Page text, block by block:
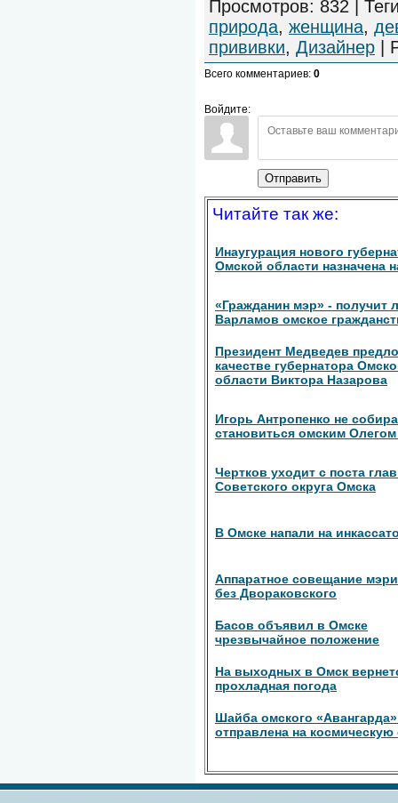
Просмотров: 832
природа, женщина,
прививки, Дизайнер |
Всего комментариев: 0
Войдите:
Отправить
Читайте так же:
Инаугурация нового
Омской области назначена
«Гражданин мэр» - получит
Варламов омское
Президент Медведев
качестве губернатора
области Виктора Назарова
Игорь Антропенко не
становиться омским
Чертков уходит с поста
Советского округа Омска
В Омске напали на
Аппаратное совещание
без Двораковского
Басов объявил в Омске
чрезвычайное положение
На выходных в Омск
прохладная погода
Шайба омского
отправлена на